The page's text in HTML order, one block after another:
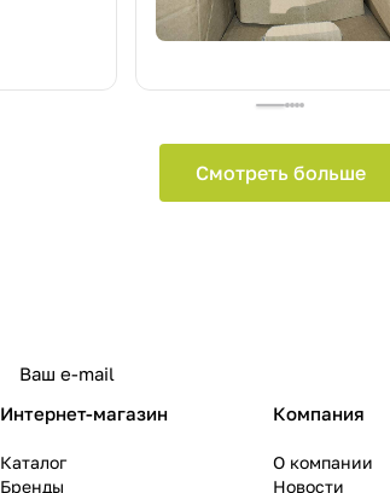
Смотреть больше
Интернет-магазин
Каталог
Бренды
Компания
О компании
Новости